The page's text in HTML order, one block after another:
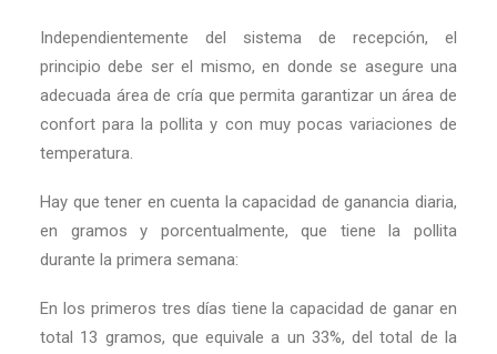
Independientemente del sistema de recepción, el
principio debe ser el mismo, en donde se asegure una
adecuada área de cría que permita garantizar un área de
confort para la pollita y con muy pocas variaciones de
temperatura.
Hay que tener en cuenta la capacidad de ganancia diaria,
en gramos y porcentualmente, que tiene la pollita
durante la primera semana:
En los primeros tres días tiene la capacidad de ganar en
total 13 gramos, que equivale a un 33%, del total de la